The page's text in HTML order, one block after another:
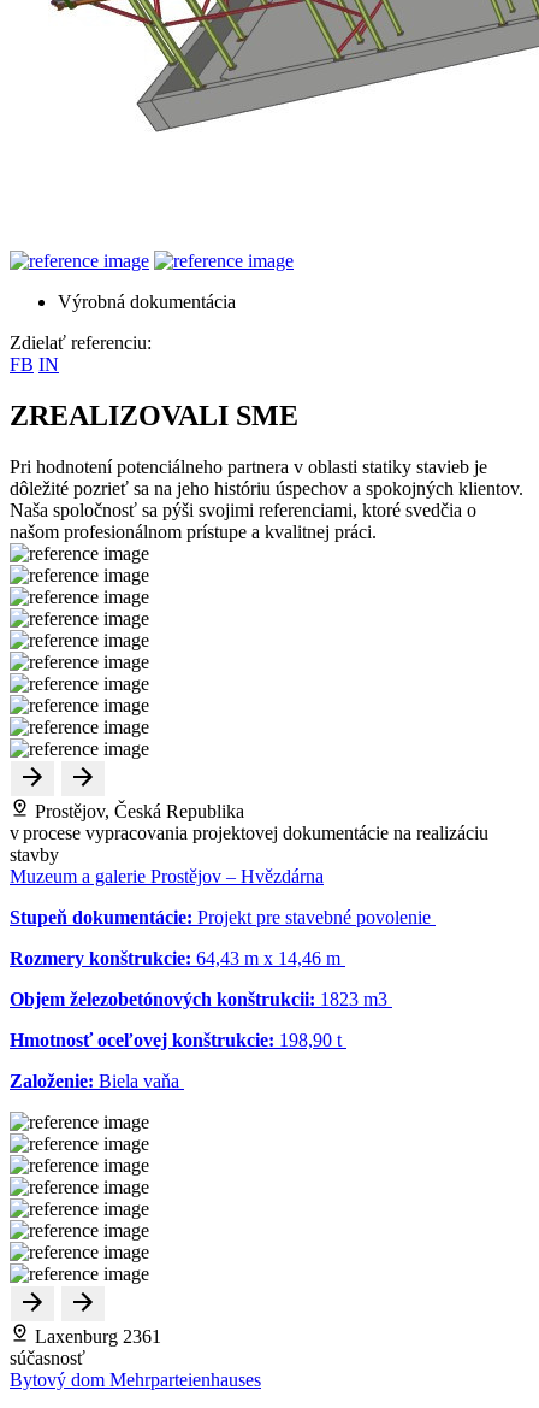
Výrobná dokumentácia
Zdielať referenciu:
FB IN
ZREALIZOVALI SME
Pri hodnotení potenciálneho partnera v oblasti statiky stavieb je
dôležité pozrieť sa na jeho históriu úspechov a spokojných klientov.
Naša spoločnosť sa pýši svojimi referenciami, ktoré svedčia o
našom profesionálnom prístupe a kvalitnej práci.
Prostějov, Česká Republika
v procese vypracovania projektovej dokumentácie na realizáciu
stavby
Muzeum a galerie Prostějov – Hvězdárna
Stupeň dokumentácie: Projekt pre stavebné povolenie
Rozmery konštrukcie: 64,43 m x 14,46 m
Objem železobetónových konštrukcii: 1823 m3
Hmotnosť oceľovej konštrukcie: 198,90 t
Založenie: Biela vaňa
Laxenburg 2361
súčasnosť
Bytový dom Mehrparteienhauses